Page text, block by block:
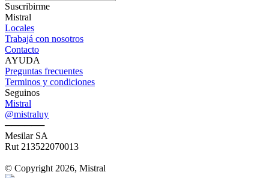
Suscribirme
Mistral
Locales
Trabajá con nosotros
Contacto
AYUDA
Preguntas frecuentes
Terminos y condiciones
Seguinos
Mistral
@mistraluy
──────
Mesilar SA
Rut 213522070013
© Copyright 2026, Mistral